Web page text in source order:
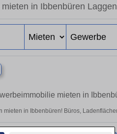
in Ibbenbüren
mieten in
mieten in Ibbenbüren! Büros,